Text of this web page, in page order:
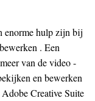
enorme hulp zijn bij
. Een
van de video -
en bewerken
Creative Suite